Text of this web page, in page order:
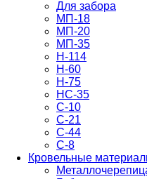
Для забора
МП-18
МП-20
МП-35
Н-114
Н-60
Н-75
НС-35
С-10
С-21
С-44
С-8
Кровельные